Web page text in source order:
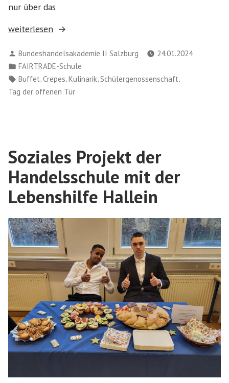
nur über das
„Bio-
Crêpes
am
Tag
der
weiterlesen
Verfasst
von
Bundeshandelsakademie II Salzburg
24.01.2024
Veröffentlicht
in
FAIRTRADE-Schule
Schlagwörter:
Buffet,Crepes,Kulinarik,Schülergenossenschaft,
Tag der offenen Tür
Soziales Projekt der
Handelsschule mit der
Lebenshilfe Hallein